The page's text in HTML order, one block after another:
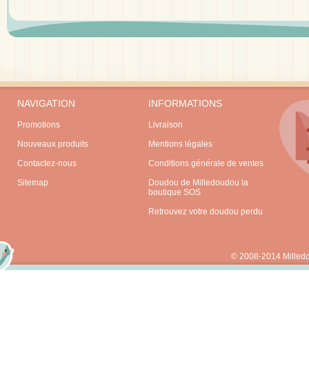
NAVIGATION
Promotions
Nouveaux produits
Contactez-nous
Sitemap
INFORMATIONS
Livraison
Mentions légales
Conditions générale de ventes
Doudou de Milledoudou la
boutique SOS
Retrouvez votre doudou perdu
© 2008-2014